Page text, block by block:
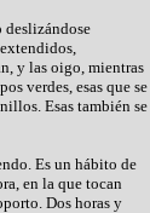
deslizándose
y las oigo, mientras
verdes, esas que se
Esas también se
Es un hábito de
en la que tocan
Dos horas y